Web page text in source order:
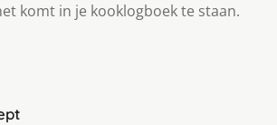
komt in je kooklogboek te staan.